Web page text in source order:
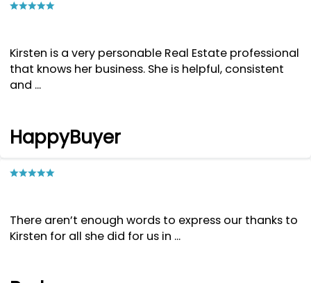
Kirsten is a very personable Real Estate professional
that knows her business. She is helpful, consistent
and ...
HappyBuyer
There aren’t enough words to express our thanks to
Kirsten for all she did for us in ...